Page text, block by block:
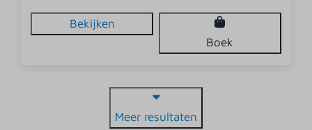
Bekijken
Boek
Meer resultaten